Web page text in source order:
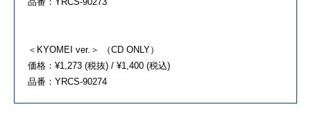
＜KYOMEI ver.＞ （CD ONLY）
価格：¥1,273 (税抜) / ¥1,400 (税込)
品番：YRCS-90274